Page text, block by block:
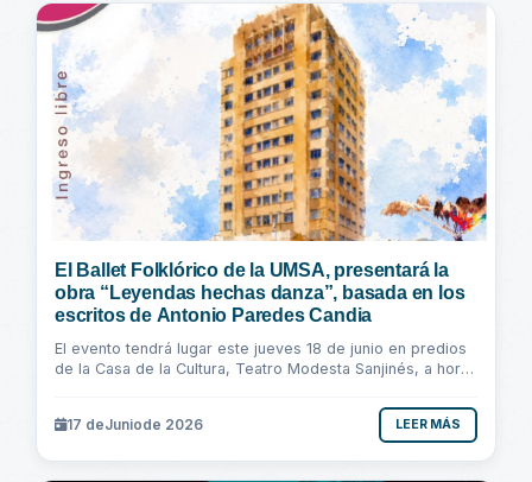
El Ballet Folklórico de la UMSA, presentará la
obra “Leyendas hechas danza”, basada en los
escritos de Antonio Paredes Candia
El evento tendrá lugar este jueves 18 de junio en predios
de la Casa de la Cultura, Teatro Modesta Sanjinés, a horas
17 deJuniode 2026 LEER MÁS